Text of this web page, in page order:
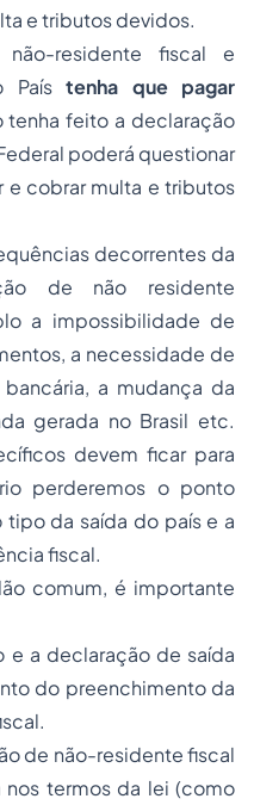
e tributos devidos.
residente fiscal e
Paístenha que pagar
tenha feito a declaração
poderá questionar
e cobrar multa e tributos
decorrentes da
de não residente
a impossibilidade de
a necessidade de
a mudança da
gerada no Brasil etc.
devem ficar para
perderemos o ponto
da saída do país e a
fiscal.
comum, é importante
e a declaração de saída
do preenchimento da
de não-residente fiscal
termos da lei (como